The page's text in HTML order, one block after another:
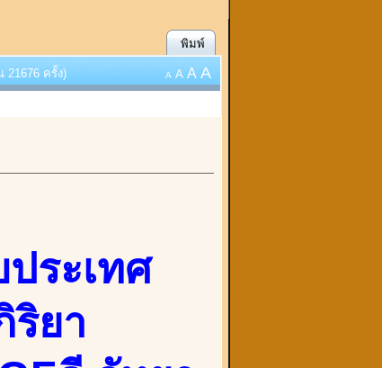
พิมพ์
21676 ครั้ง) A A A A
ระเทศ
ริยา